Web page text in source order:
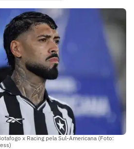
x Racing pela Sul-Americana (Foto: